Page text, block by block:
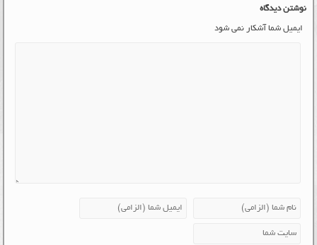
نوشتن دیدگاه
ایمیل شما آشکار نمی شود